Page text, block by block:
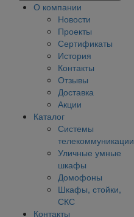
О компании
Новости
Проекты
Сертификаты
История
Контакты
Отзывы
Доставка
Акции
Каталог
Системы
телекоммуникации
Уличные умные
шкафы
Домофоны
Шкафы, стойки,
СКС
Контакты